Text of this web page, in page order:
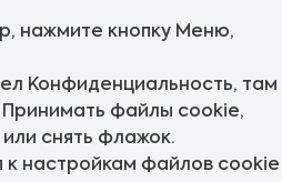
нажмите кнопку Меню,
Конфиденциальность, там
Принимать файлы cookie,
снять флажок.
к настройкам файлов cookie